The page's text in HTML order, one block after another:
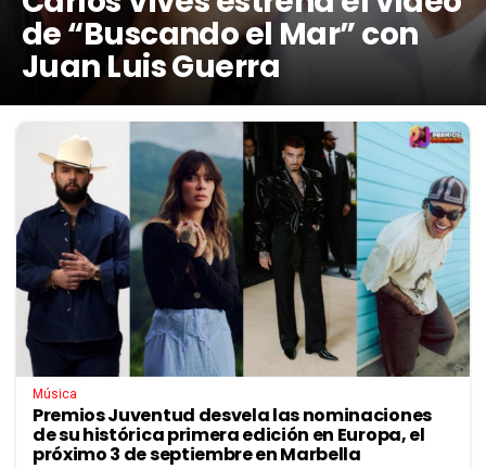
de “Buscando el Mar” con
Juan Luis Guerra
Música
Premios Juventud desvela las nominaciones
de su histórica primera edición en Europa, el
próximo 3 de septiembre en Marbella